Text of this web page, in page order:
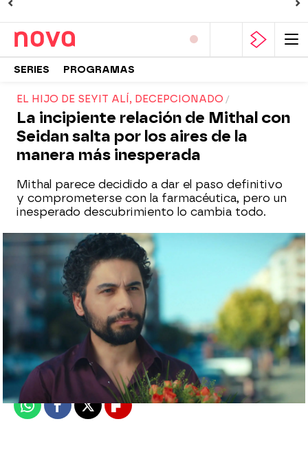
SERIES PROGRAMAS
EL HIJO DE SEYIT ALÍ, DECEPCIONADO
La incipiente relación de Mithal con
Seidan salta por los aires de la
manera más inesperada
Mithal parece decidido a dar el paso definitivo
y comprometerse con la farmacéutica, pero un
inesperado descubrimiento lo cambia todo.
Nova
Publicado:30 de enero de 2024, 22:47
WhatsappFacebook
X Flipboard